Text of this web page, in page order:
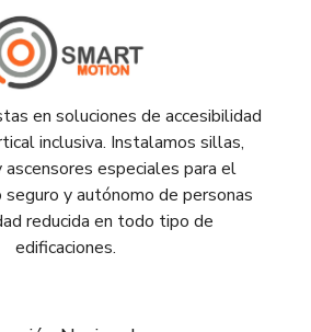
en soluciones de accesibilidad
inclusiva. Instalamos sillas,
especiales para el
y autónomo de personas
reducida en todo tipo de
edificaciones.